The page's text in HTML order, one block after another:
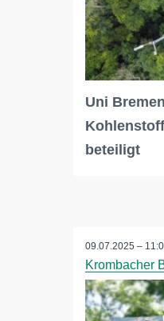
Uni
beteiligt
09.07.2025 –
Krombacher